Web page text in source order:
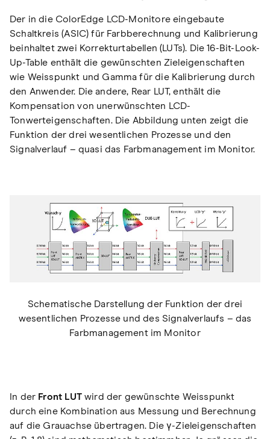
Der in die ColorEdge LCD-Monitore eingebaute
Schaltkreis (ASIC) für Farbberechnung und Kalibrierung
beinhaltet zwei Korrekturtabellen (LUTs). Die 16-Bit-Look-
Up-Table enthält die gewünschten Zieleigenschaften
wie Weisspunkt und Gamma für die Kalibrierung durch
den Anwender. Die andere, Rear LUT, enthält die
Kompensation von unerwünschten LCD-
Tonwerteigenschaften. Die Abbildung unten zeigt die
Funktion der drei wesentlichen Prozesse und den
Signalverlauf – quasi das Farbmanagement im Monitor.
Schematische Darstellung der Funktion der drei
wesentlichen Prozesse und des Signalverlaufs – das
Farbmanagement im Monitor
In der Front LUTwird der gewünschte Weisspunkt
durch eine Kombination aus Messung und Berechnung
auf die Grauachse übertragen. Die γ-Zieleigenschaften